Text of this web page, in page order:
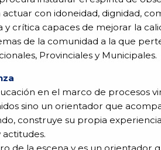
con idoneidad, dignidad,
crítica capaces de mejorar la
de la comunidad a la que
Provinciales y Municipales.
en el marco de procesos
sino un orientador que
construye su propia